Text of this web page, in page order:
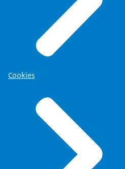
Cookies